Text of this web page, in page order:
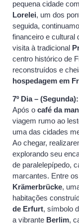
pequena cidade
Lorelei, um dos
seguida,
financeiro e cultural
visita à tradicional
centro histórico de
reconstruídos e
hospedagem em
7º Dia –
Após o café da
viagem rumo ao
uma das cidades
Ao chegar,
explorando seu
de paralelepípedo,
marcantes. Entre
Krämerbrücke,
habitações
de Erfurt, símbolo
a vibrante Berlim,